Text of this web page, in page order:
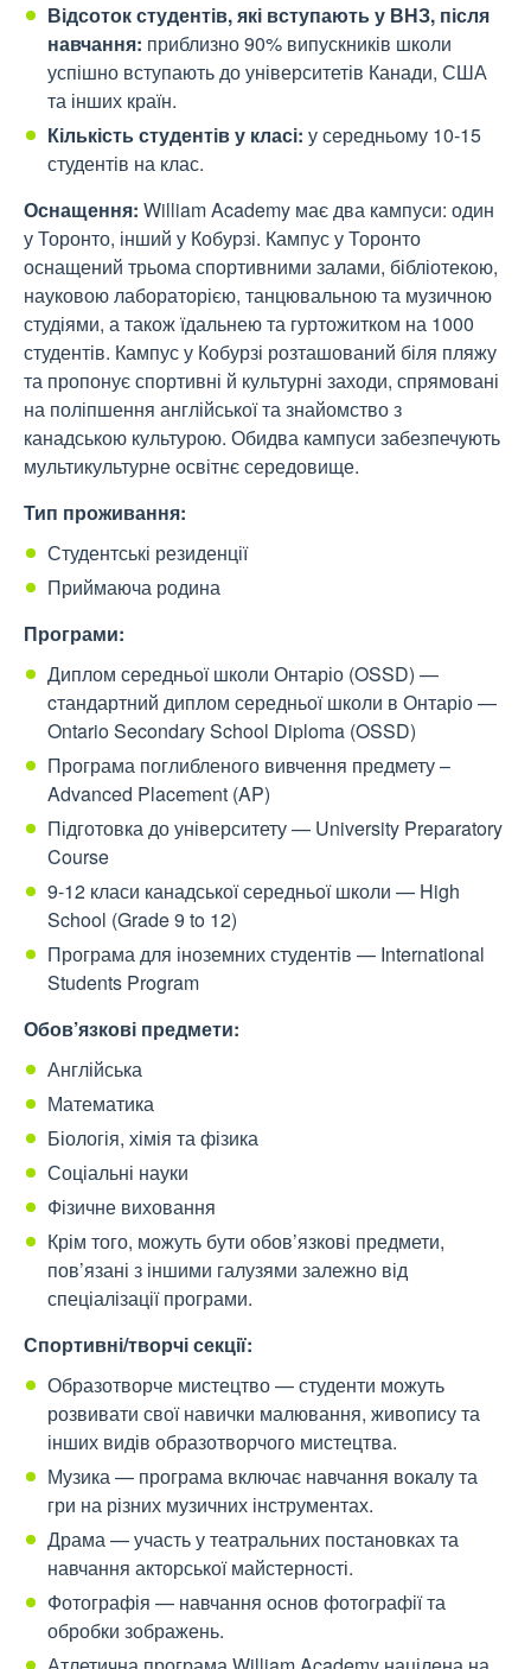
Відсоток студентів, які вступають у ВНЗ, після
навчання: приблизно 90% випускників школи
успішно вступають до університетів Канади, США
та інших країн.
Кількість студентів у класі: у середньому 10-15
студентів на клас.
Оснащення: William Academy має два кампуси: один
у Торонто, інший у Кобурзі. Кампус у Торонто
оснащений трьома спортивними залами, бібліотекою,
науковою лабораторією, танцювальною та музичною
студіями, а також їдальнею та гуртожитком на 1000
студентів. Кампус у Кобурзі розташований біля пляжу
та пропонує спортивні й культурні заходи, спрямовані
на поліпшення англійської та знайомство з
канадською культурою. Обидва кампуси забезпечують
мультикультурне освітнє середовище.
Тип проживання:
Студентські резиденції
Приймаюча родина
Програми:
Диплом середньої школи Онтаріо (OSSD) —
cтандартний диплом середньої школи в Онтаріо —
Ontario Secondary School Diploma (OSSD)
Програма поглибленого вивчення предмету –
Advanced Placement (AP)
Підготовка до університету — University Preparatory
Course
9-12 класи канадської середньої школи — High
School (Grade 9 to 12)
Програма для іноземних студентів — International
Students Program
Обов’язкові предмети:
Англійська
Математика
Біологія, хімія та фізика
Соціальні науки
Фізичне виховання
Крім того, можуть бути обов’язкові предмети,
пов’язані з іншими галузями залежно від
спеціалізації програми.
Спортивні/творчі секції:
Образотворче мистецтво — студенти можуть
розвивати свої навички малювання, живопису та
інших видів образотворчого мистецтва.
Музика — програма включає навчання вокалу та
гри на різних музичних інструментах.
Драма — участь у театральних постановках та
навчання акторської майстерності.
Фотографія — навчання основ фотографії та
обробки зображень.